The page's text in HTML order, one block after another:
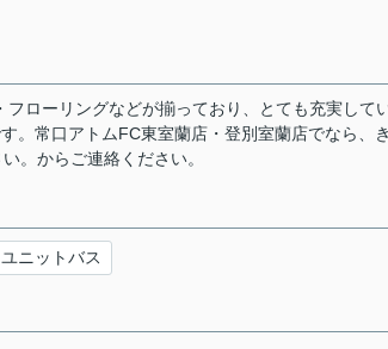
ローリングなどが揃っており、とても充実して
。常口アトムFC東室蘭店・登別室蘭店でなら、
。からご連絡ください。
ユニットバス